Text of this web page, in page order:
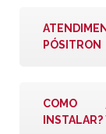
PÓSITRON
COMO
INSTALAR?